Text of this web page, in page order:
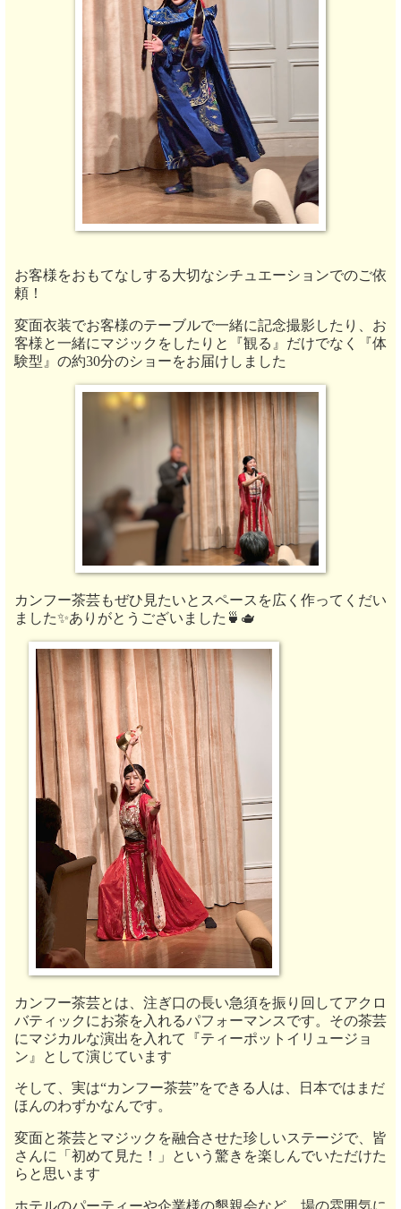
お客様をおもてなしする大切なシチュエーションでのご依
頼！
変面衣装でお客様のテーブルで一緒に記念撮影したり、お
客様と一緒にマジックをしたりと『観る』だけでなく『体
験型』の約30分のショーをお届けしました
カンフー茶芸もぜひ見たいとスペースを広く作ってくだい
ました✨ありがとうございました🍵🫖
カンフー茶芸とは、注ぎ口の長い急須を振り回してアクロ
バティックにお茶を入れるパフォーマンスです。その茶芸
にマジカルな演出を入れて『ティーポットイリュージョ
ン』として演じています
そして、実は“カンフー茶芸”をできる人は、日本ではまだ
ほんのわずかなんです。
変面と茶芸とマジックを融合させた珍しいステージで、皆
さんに「初めて見た！」という驚きを楽しんでいただけた
らと思います